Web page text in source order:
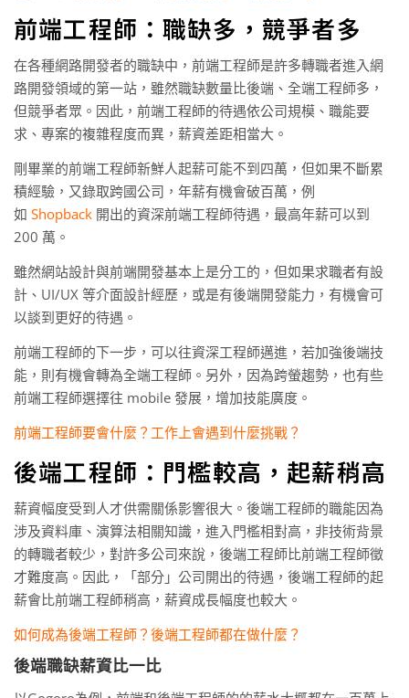
前端工程師：職缺多，競爭者多
在各種網路開發者的職缺中，前端工程師是許多轉職者進入網
路開發領域的第一站，雖然職缺數量比後端、全端工程師多，
但競爭者眾。因此，前端工程師的待遇依公司規模、職能要
求、專案的複雜程度而異，薪資差距相當大。
剛畢業的前端工程師新鮮人起薪可能不到四萬，但如果不斷累
積經驗，又錄取跨國公司，年薪有機會破百萬，例
如 Shopback 開出的資深前端工程師待遇，最高年薪可以到
200 萬。
雖然網站設計與前端開發基本上是分工的，但如果求職者有設
計、UI/UX 等介面設計經歷，或是有後端開發能力，有機會可
以談到更好的待遇。
前端工程師的下一步，可以往資深工程師邁進，若加強後端技
能，則有機會轉為全端工程師。另外，因為跨螢趨勢，也有些
前端工程師選擇往 mobile 發展，增加技能廣度。
前端工程師要會什麼？工作上會遇到什麼挑戰？
後端工程師：門檻較高，起薪稍高
薪資幅度受到人才供需關係影響很大。後端工程師的職能因為
涉及資料庫、演算法相關知識，進入門檻相對高，非技術背景
的轉職者較少，對許多公司來說，後端工程師比前端工程師徵
才難度高。因此，「部分」公司開出的待遇，後端工程師的起
薪會比前端工程師稍高，薪資成長幅度也較大。
如何成為後端工程師？後端工程師都在做什麼？
後端職缺薪資比一比